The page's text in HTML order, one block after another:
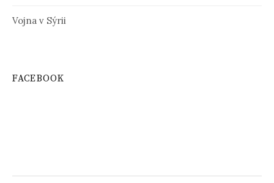
Vojna v Sýrii
FACEBOOK